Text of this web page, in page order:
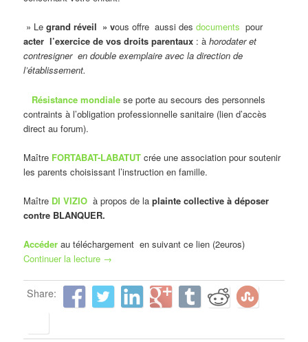
» Legrand réveil » vous offre aussi desdocuments pour
acter l’exercice de vos droits parentaux : àhorodater et
contresigner en double exemplaire avec la direction de
l’établissement.
Résistance mondiale se porte au secours des personnels
contraints à l’obligation professionnelle sanitaire (lien d’accès
direct au forum).
Maître FORTABAT-LABATUT crée une association pour soutenir
les parents choisissant l’instruction en famille.
Maître DI VIZIO à propos de la plainte collective à déposer
contre BLANQUER.
Accéder au téléchargement en suivant ce lien (2euros)
Continuer la lecture →
Share: